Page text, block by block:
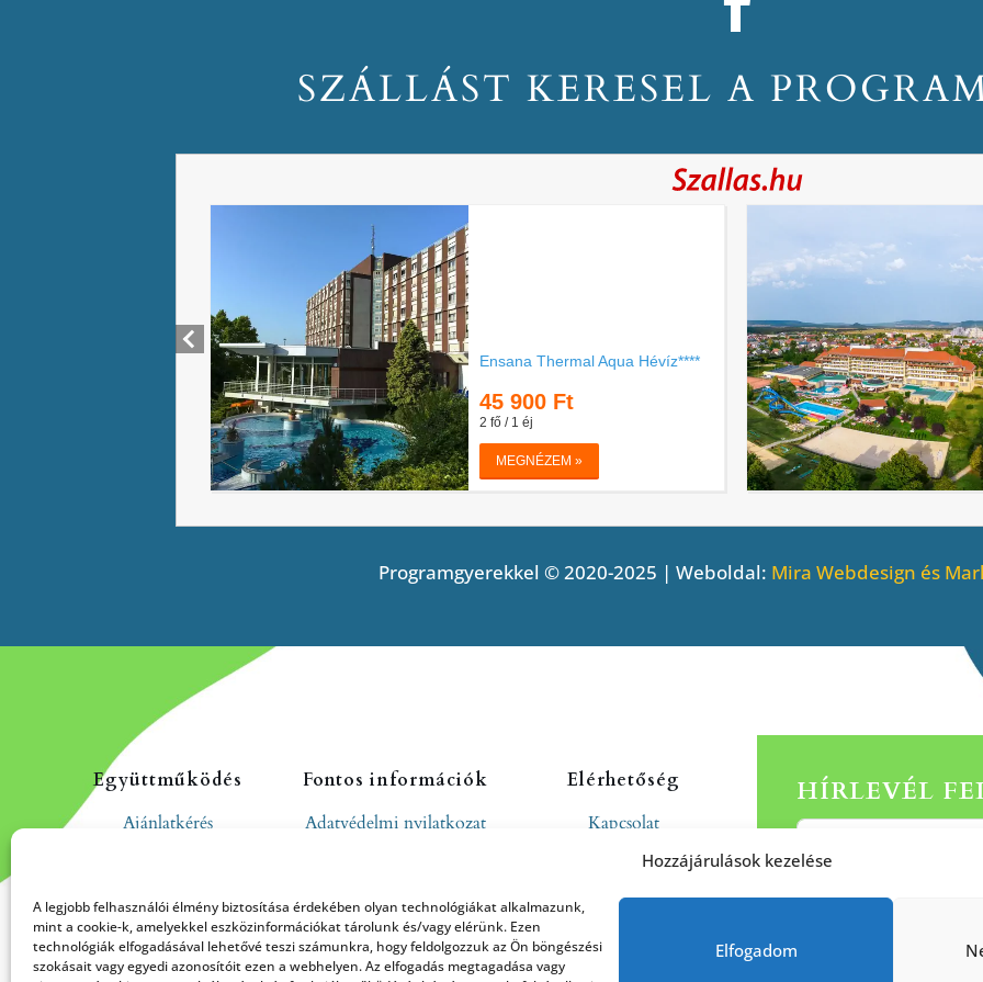
Hozzájárulások kezelése
A legjobb felhasználói élmény biztosítása érdekében olyan technológiákat alkalmazunk,
mint a cookie-k, amelyekkel eszközinformációkat tárolunk és/vagy elérünk. Ezen
technológiák elfogadásával lehetővé teszi számunkra, hogy feldolgozzuk az Ön böngészési
szokásait vagy egyedi azonosítóit ezen a webhelyen. Az elfogadás megtagadása vagy
Elfogadom
SZÁLLÁST KERESEL A
Programgyerekkel © 2020-2025 | Weboldal: Mira Webdesign és
Együttműködés
Ajánlatkérés
Fontos információk
Adatvédelmi nyilatkozat
moderálási szabályzat
Elérhetőség
Kapcsolat
Rólunk
HÍRLEVÉL